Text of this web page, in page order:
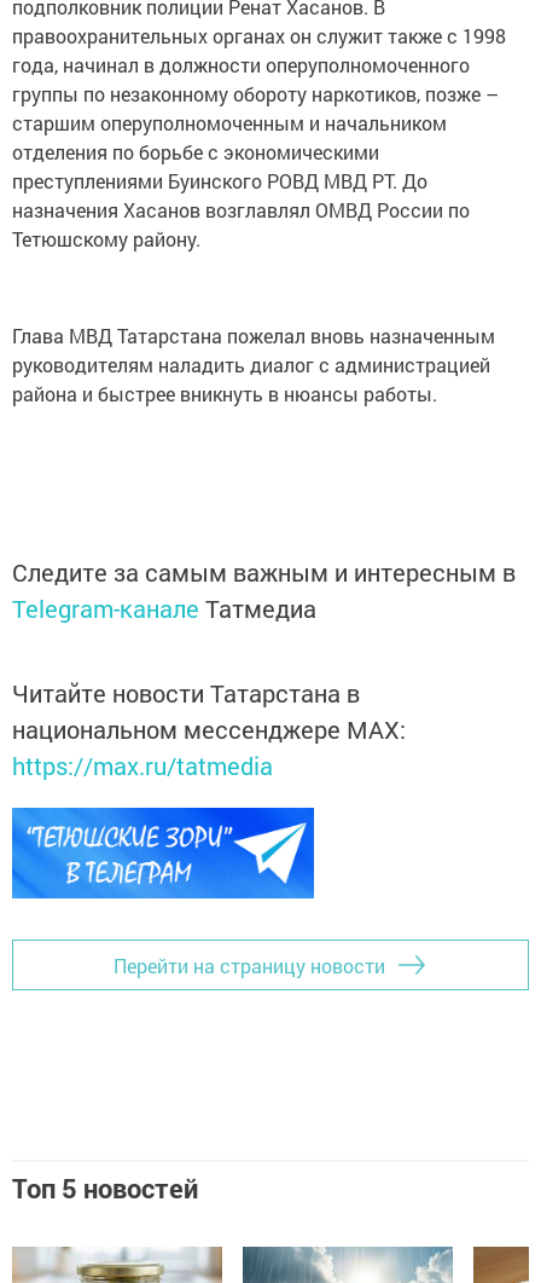
подполковник полиции Ренат Хасанов. В
правоохранительных органах он служит также с 1998
года, начинал в должности оперуполномоченного
группы по незаконному обороту наркотиков, позже –
старшим оперуполномоченным и начальником
отделения по борьбе с экономическими
преступлениями Буинского РОВД МВД РТ. До
назначения Хасанов возглавлял ОМВД России по
Тетюшскому району.
Глава МВД Татарстана пожелал вновь назначенным
руководителям наладить диалог с администрацией
района и быстрее вникнуть в нюансы работы.
Следите за самым важным и интересным в
Telegram-канале Татмедиа
Читайте новости Татарстана в
национальном мессенджере MАХ:
https://max.ru/tatmedia
Перейти на страницу новости
Топ 5 новостей